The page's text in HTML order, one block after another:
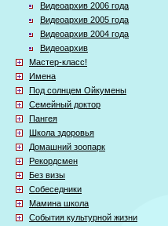
Видеоархив 2006 года
Видеоархив 2005 года
Видеоархив 2004 года
Видеоархив
Мастер-класс!
Имена
Под солнцем Ойкумены
Семейный доктор
Пангея
Школа здоровья
Домашний зоопарк
Рекордсмен
Без визы
Собеседники
Мамина школа
События культурной жизни